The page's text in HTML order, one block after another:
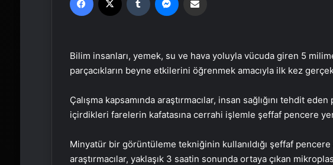
Bilim insanları, yemek, su ve hava yoluyla vücuda giren 5
parçacıkların beyne etkilerini öğrenmek amacıyla ilk kez
Çalışma kapsamında araştırmacılar, insan sağlığını tehdit
içirdikleri farelerin kafatasına cerrahi işlemle şeffaf pencere
Minyatür bir görüntüleme tekniğinin kullanıldığı şeffaf pencere
araştırmacılar, yaklaşık 3 saatin sonunda ortaya çıkan